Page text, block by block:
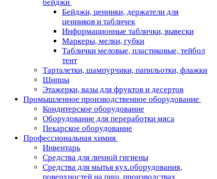
бейджи
Бейджи, ценники, держатели для
ценников и табличек
Информационные таблички, вывески
Маркеры, мелки, губки
Таблички меловые, пластиковые, тейбол
тент
Тарталетки, шампурчики, папильотки, флажки
Щипцы
Этажерки, вазы для фруктов и десертов
Промышленное производственное оборудование
Кондитерское оборудование
Оборудование для переработки мяса
Пекарское оборудование
Профессиональная химия
Инвентарь
Средства для личной гигиены
Средства для мытья кух.оборудования,
поверхностей на пищ. производствах